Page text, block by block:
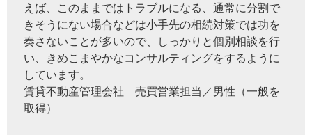
えば、このままではトラブルになる、通常に分割で
きそうにない場合などは小手先の相続対策では功を
奏さないことが多いので、しっかりと個別相談を行
い、きめこまやかなコンサルティングをするように
しています。
賃貸不動産管理会社 売買営業担当／男性（一般を
取得）